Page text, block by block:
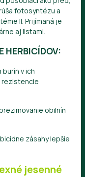
fotosyntézu a
II. Prijímaná je
aj listami.
HERBICÍDOV:
v ich
rezistencie
obilnín
zásahy lepšie
jesenné